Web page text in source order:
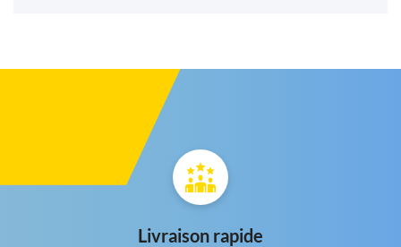
Livraison rapide